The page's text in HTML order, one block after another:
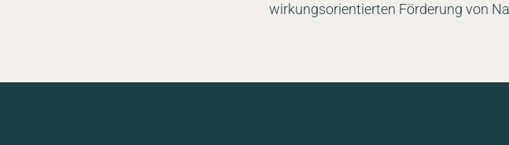
wirkungsorientierten Förderung von